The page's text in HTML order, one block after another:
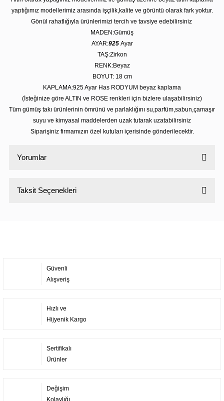
yaptığımız modellerimiz arasında işçilik,kalite ve görüntü olarak fark yoktur.
Gönül rahatlığıyla ürünlerimizi tercih ve tavsiye edebilirsiniz
MADEN:Gümüş
AYAR:925 Ayar
TAŞ:Zirkon
RENK:Beyaz
BOYUT: 18 cm
KAPLAMA:925 Ayar Has RODYUM beyaz kaplama
(İsteğinize göre ALTIN ve ROSE renkleri için bizlere ulaşabilirsiniz)
Tüm gümüş takı ürünlerinin ömrünü ve parlaklığını su,parfüm,sabun,çamaşır
suyu ve kimyasal maddelerden uzak tutarak uzatabilirsiniz
Siparişiniz firmamızın özel kutuları içerisinde gönderilecektir.
Yorumlar
Taksit Seçenekleri
Güvenli
Alışveriş
Hızlı ve
Hijyenik Kargo
Sertifikalı
Ürünler
Değişim
Kolaylığı